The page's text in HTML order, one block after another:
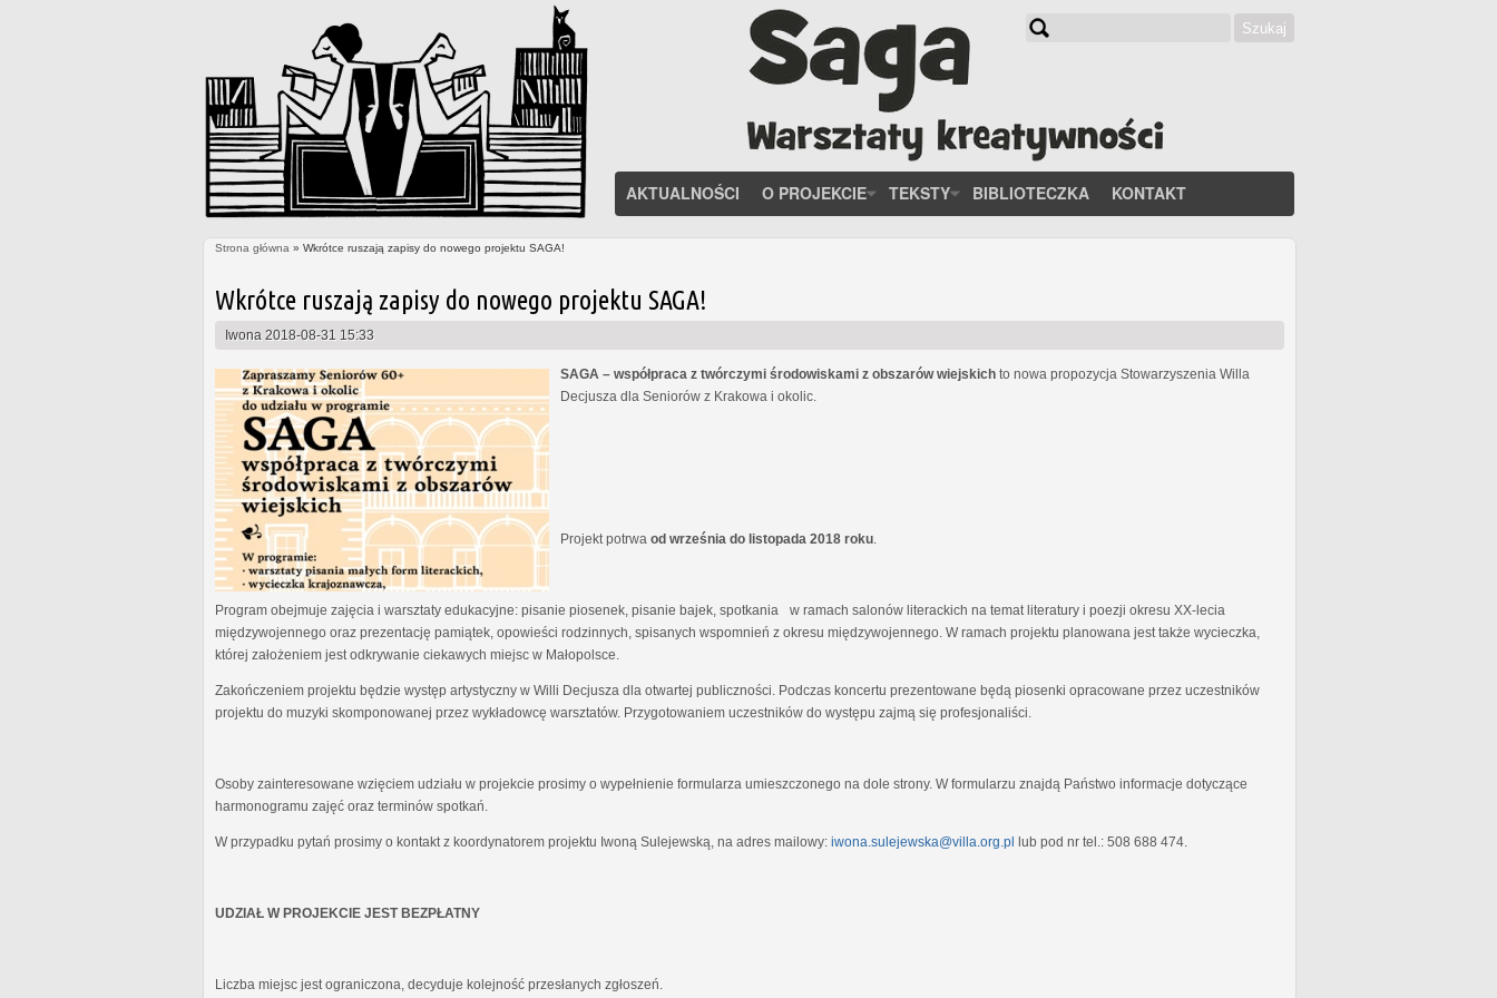
Szukaj
AKTUALNOŚCI O PROJEKCIE TEKSTY BIBLIOTECZKA KONTAKT
Strona główna » Wkrótce ruszają zapisy do nowego projektu SAGA!
Wkrótce ruszają zapisy do nowego projektu SAGA!
Iwona 2018-08-31 15:33
SAGA – współpraca z twórczymi środowiskami z obszarów wiejskich to nowa propozycja Stowarzyszenia Willa
Decjusza dla Seniorów z Krakowa i okolic.
Projekt potrwa od września do listopada 2018 roku
Program obejmuje zajęcia i warsztaty edukacyjne: pisanie piosenek, pisanie bajek, spotkania w ramach salonów literackich na temat literatury i poezji okresu XX-lecia
międzywojennego oraz prezentację pamiątek, opowieści rodzinnych, spisanych wspomnień z okresu międzywojennego. W ramach projektu planowana jest także wycieczka,
której założeniem jest odkrywanie ciekawych miejsc w Małopolsce.
Zakończeniem projektu będzie występ artystyczny w Willi Decjusza dla otwartej publiczności. Podczas koncertu prezentowane będą piosenki opracowane przez uczestników
projektu do muzyki skomponowanej przez wykładowcę warsztatów. Przygotowaniem uczestników do występu zajmą się profesjonaliści.
Osoby zainteresowane wzięciem udziału w projekcie prosimy o wypełnienie formularza umieszczonego na dole strony. W formularzu znajdą Państwo informacje dotyczące
harmonogramu zajęć oraz terminów spotkań.
W przypadku pytań prosimy o kontakt z koordynatorem projektu Iwoną Sulejewską, na adres mailowy: iwona.sulejewska@villa.org.pl lub pod nr tel.: 508 688 474.
UDZIAŁ W PROJEKCIE JEST BEZPŁATNY
Liczba miejsc jest ograniczona, decyduje kolejność przesłanych zgłoszeń.